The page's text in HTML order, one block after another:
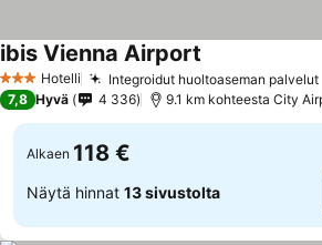
3 Tähtiluokitus
Hotelli Integroidut huoltoaseman palvelut
ibis Vienna Airport
7,8 Hyvä 4 336 9.1 km kohteesta City
Alkaen 118 €
Näytä hinnat 13 sivustolta